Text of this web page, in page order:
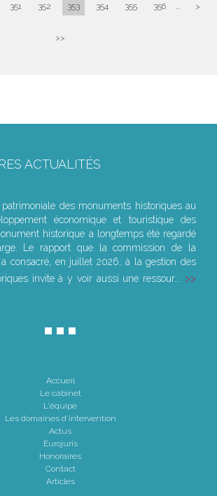
351 352 353 354 355 356 ... >
>>
ACTUALITÉS
patrimoniale des monuments historiques au
économique et touristique des
historique a longtemps été regardé
Le rapport que la commission de la
consacré, en juillet 2026, à la gestion des
invite à y voir aussi une ressour...
Accueil
Le cabinet
L'équipe
Les domaines d'intervention
Actus
Eurojuris
Honoraires
Contact
Articles